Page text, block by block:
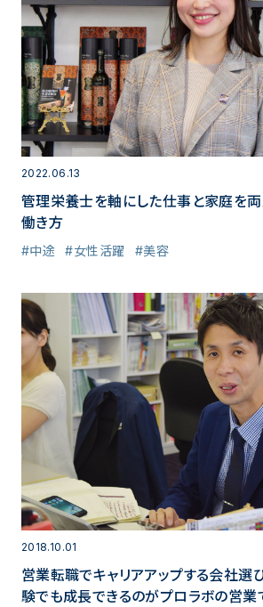
2022.06.13
管理栄養士を軸にした仕事と家庭を
働き方
#中途 #女性活躍 #美容
2018.10.01
営業転職でキャリアアップする会社選
験でも成長できるのがプロラボの営業